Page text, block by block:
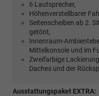
6 Lautsprecher,
Höhenverstellbarer
Seitenscheiben ab 2.
getönt,
Innenraum-
Mittelkonsole und im
Zweifarbige
Daches und der
Ausstattungspaket EXTRA: